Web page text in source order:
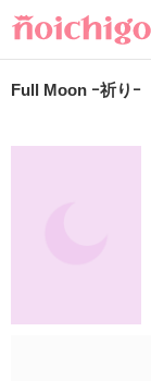
Full Moon ｰ祈りｰ